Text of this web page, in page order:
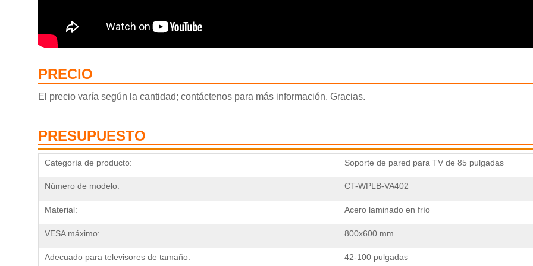
PRECIO
El precio varía según la cantidad; contáctenos para más información. Gracias.
PRESUPUESTO
Categoría de producto: Soporte de pared para TV de 85 pulgadas
Número de modelo: CT-WPLB-VA402
Material: Acero laminado en frío
VESA máximo: 800x600 mm
Adecuado para televisores de tamaño: 42-100 pulgadas
Cliente de CHARM
×
VERIFICA TU IDENTIDAD
información para autenticación y autorización. Una vez que